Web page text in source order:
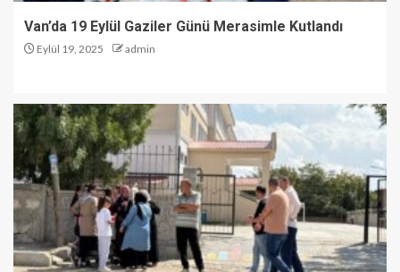
Van’da 19 Eylül Gaziler Günü Merasimle Kutlandı
Eylül 19, 2025 admin